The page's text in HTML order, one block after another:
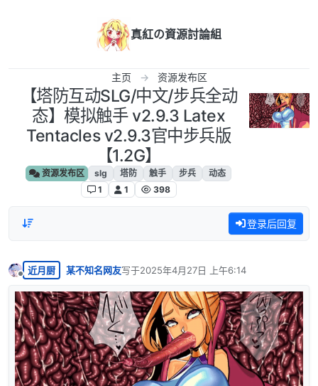
真紅の資源討論組
主页 资源发布区
【塔防互动SLG/中文/步兵全动
态】模拟触手 v2.9.3 Latex
Tentacles v2.9.3官中步兵版
【1.2G】
资源发布区 slg 塔防 触手 步兵
动态
1
1 398
登录后回复
离线
近月厨 某不知名网友写于2025年4月27日 上午6:14
最后由 编辑